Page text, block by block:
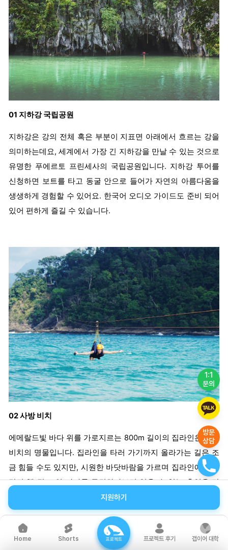
1:1
문의
방문
상담
01 지하강 국립공원
지하강은 강의 전체 혹은 부분이 지표면 아래에서 흐르는 강을
의미하는데요, 세계에서 가장 긴 지하강을 만날 수 있는 것으로
유명한 푸에르토 프린세사의 국립공원입니다. 지하강 투어를
신청하면 보트를 타고 동굴 안으로 들어가 자연의 아름다움을
생생하게 경험할 수 있어요. 한국어 오디오 가이드도 준비 되어
있어 편하게 즐길 수 있습니다.
02 사방 비치
에메랄드빛 바다 위를 가로지르는 800m 길이의 집라인은 사방
비치의 명물입니다. 집라인을 타러 가기까지 올라가는 길은 조
금 힘들 수도 있지만, 시원한 바닷바람을 가르며 집라인에 몸을
맡긴 채 탁 트인 바다를 구경하다보면 잊을 수 없는 추억을 만
들 수 있을 거예요. 집라인 외에도 다양한 해양 스포츠와 아름
다운 풍경을 즐기기 위해 많은 여행객이 찾는 곳이니 사방 비치
에서 즐거운 시간을 가져 보세요.
지원하기
Home Shorts 프로젝트 프로젝트 후기 갭이어 대학